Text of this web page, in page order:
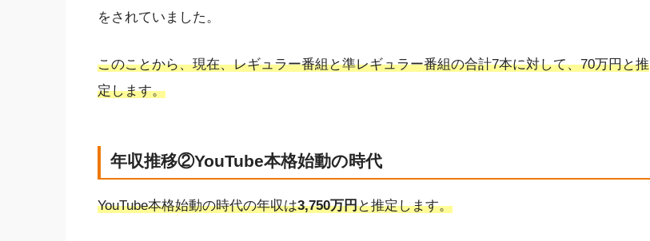
をされていました。
このことから、現在、レギュラー番組と準レギュラー番組の合計7本に対して、70万円と推
定します。
年収推移②YouTube本格始動の時代
YouTube本格始動の時代の年収は3,750万円と推定します。